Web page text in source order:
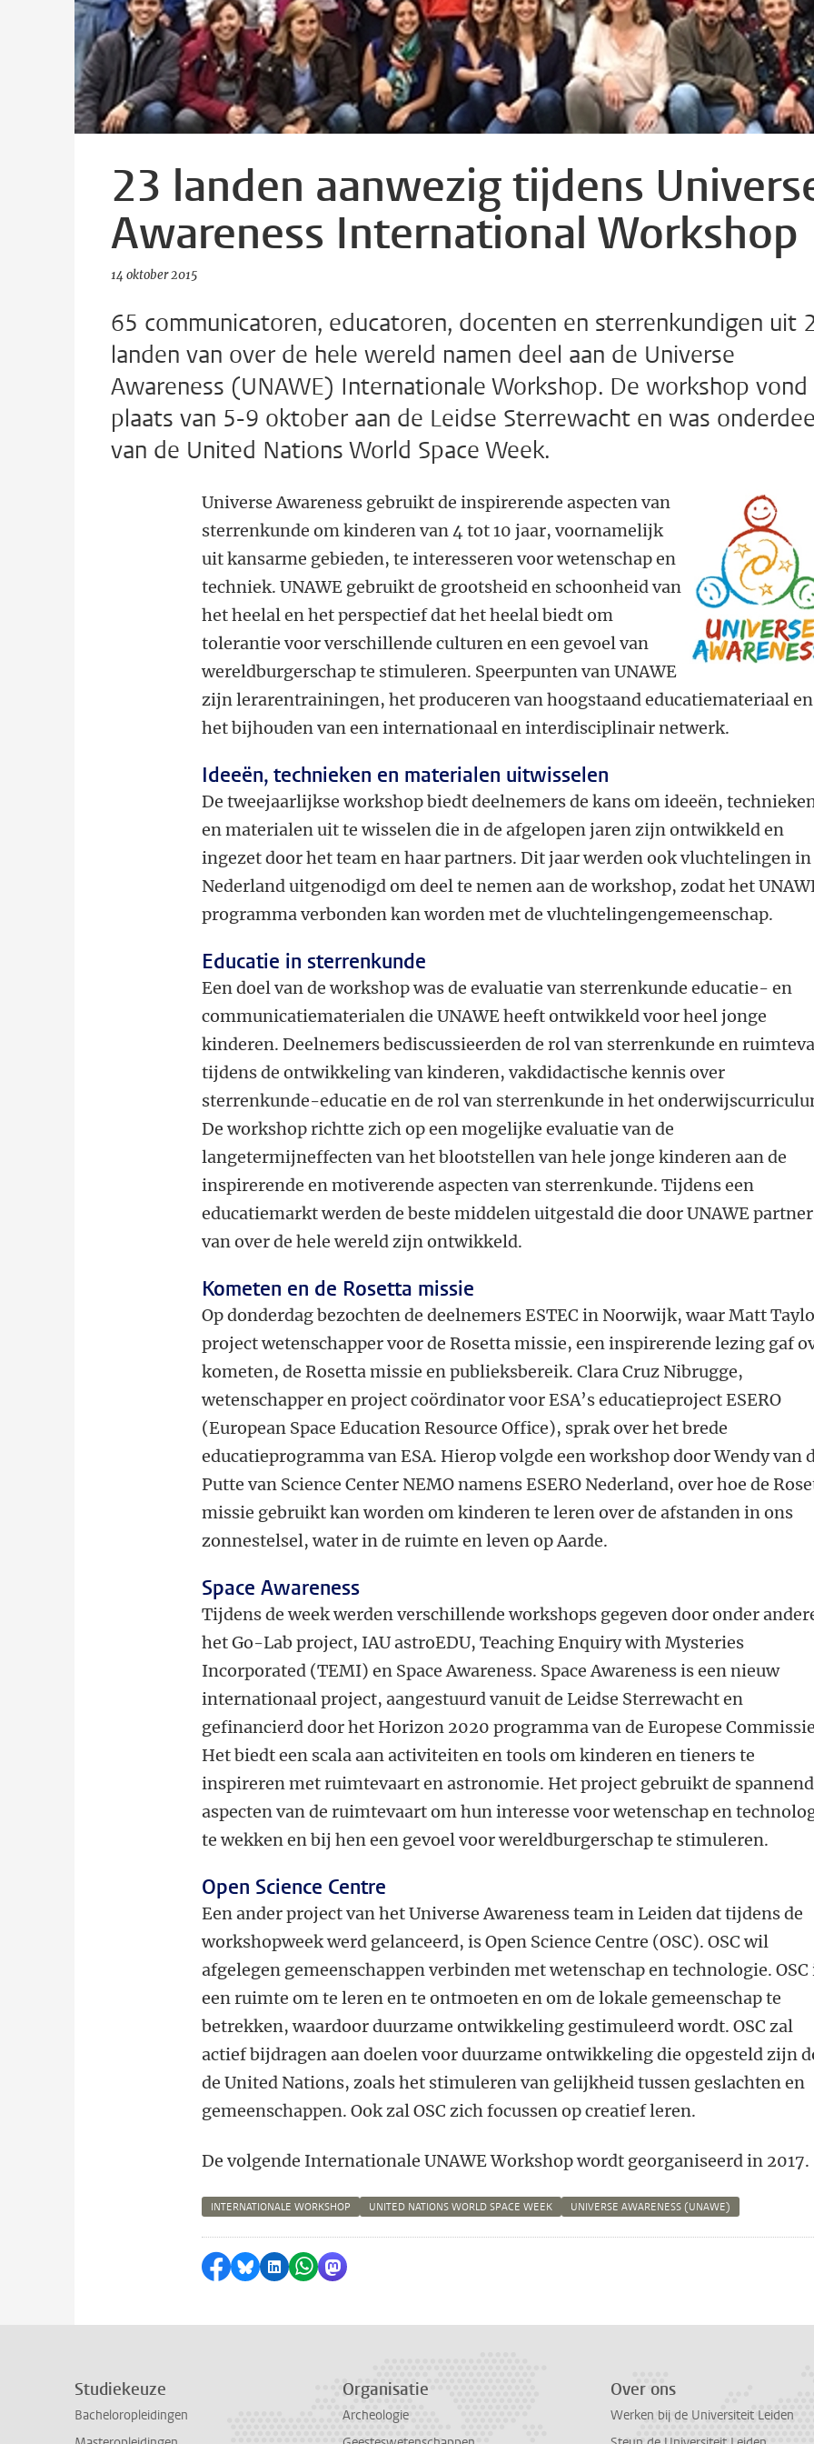
23 landen aanwezig tijdens
Awareness International Workshop
14 oktober 2015
65 communicatoren, educatoren, docenten en sterrenkundigen uit
landen van over de hele wereld namen deel aan de Universe
Awareness (UNAWE) Internationale Workshop. De workshop vond
plaats van 5-9 oktober aan de Leidse Sterrewacht en was
van de United Nations World Space Week.
Universe Awareness gebruikt de inspirerende aspecten van
sterrenkunde om kinderen van 4 tot 10 jaar, voornamelijk
uit kansarme gebieden, te interesseren voor wetenschap en
techniek. UNAWE gebruikt de grootsheid en schoonheid van
het heelal en het perspectief dat het heelal biedt om
tolerantie voor verschillende culturen en een gevoel van
wereldburgerschap te stimuleren. Speerpunten van UNAWE
zijn lerarentrainingen, het produceren van hoogstaand educatiemateriaal en
het bijhouden van een internationaal en interdisciplinair netwerk.
Ideeën, technieken en materialen uitwisselen
De tweejaarlijkse workshop biedt deelnemers de kans om ideeën,
en materialen uit te wisselen die in de afgelopen jaren zijn ontwikkeld en
ingezet door het team en haar partners. Dit jaar werden ook vluchtelingen in
Nederland uitgenodigd om deel te nemen aan de workshop, zodat het
programma verbonden kan worden met de vluchtelingengemeenschap.
Educatie in sterrenkunde
Een doel van de workshop was de evaluatie van sterrenkunde educatie- en
communicatiematerialen die UNAWE heeft ontwikkeld voor heel jonge
kinderen. Deelnemers bediscussieerden de rol van sterrenkunde en
tijdens de ontwikkeling van kinderen, vakdidactische kennis over
sterrenkunde-educatie en de rol van sterrenkunde in het
De workshop richtte zich op een mogelijke evaluatie van de
langetermijneffecten van het blootstellen van hele jonge kinderen aan de
inspirerende en motiverende aspecten van sterrenkunde. Tijdens een
educatiemarkt werden de beste middelen uitgestald die door UNAWE
van over de hele wereld zijn ontwikkeld.
Kometen en de Rosetta missie
Op donderdag bezochten de deelnemers ESTEC in Noorwijk, waar Matt
project wetenschapper voor de Rosetta missie, een inspirerende lezing gaf
kometen, de Rosetta missie en publieksbereik. Clara Cruz Nibrugge,
wetenschapper en project coördinator voor ESA’s educatieproject ESERO
(European Space Education Resource Office), sprak over het brede
educatieprogramma van ESA. Hierop volgde een workshop door Wendy van
Putte van Science Center NEMO namens ESERO Nederland, over hoe de
missie gebruikt kan worden om kinderen te leren over de afstanden in ons
zonnestelsel, water in de ruimte en leven op Aarde.
Space Awareness
Tijdens de week werden verschillende workshops gegeven door onder
het Go-Lab project, IAU astroEDU, Teaching Enquiry with Mysteries
Incorporated (TEMI) en Space Awareness. Space Awareness is een nieuw
internationaal project, aangestuurd vanuit de Leidse Sterrewacht en
gefinancierd door het Horizon 2020 programma van de Europese
Het biedt een scala aan activiteiten en tools om kinderen en tieners te
inspireren met ruimtevaart en astronomie. Het project gebruikt de
aspecten van de ruimtevaart om hun interesse voor wetenschap en
te wekken en bij hen een gevoel voor wereldburgerschap te stimuleren.
Open Science Centre
Een ander project van het Universe Awareness team in Leiden dat tijdens de
workshopweek werd gelanceerd, is Open Science Centre (OSC). OSC wil
afgelegen gemeenschappen verbinden met wetenschap en technologie. OSC
een ruimte om te leren en te ontmoeten en om de lokale gemeenschap te
betrekken, waardoor duurzame ontwikkeling gestimuleerd wordt. OSC zal
actief bijdragen aan doelen voor duurzame ontwikkeling die opgesteld zijn
de United Nations, zoals het stimuleren van gelijkheid tussen geslachten en
gemeenschappen. Ook zal OSC zich focussen op creatief leren.
De volgende Internationale UNAWE Workshop wordt georganiseerd in 2017.
INTERNATIONALE WORKSHOP UNITED NATIONS WORLD SPACE WEEK UNIVERSE AWARENESS (UNAWE)
Delen op Facebook
Delen via Bluesky
Delen op LinkedIn
Delen via WhatsApp
Delen via Mastodon
Studiekeuze
Bacheloropleidingen
Organisatie
Archeologie
Over ons
Werken bij de Universiteit Leiden